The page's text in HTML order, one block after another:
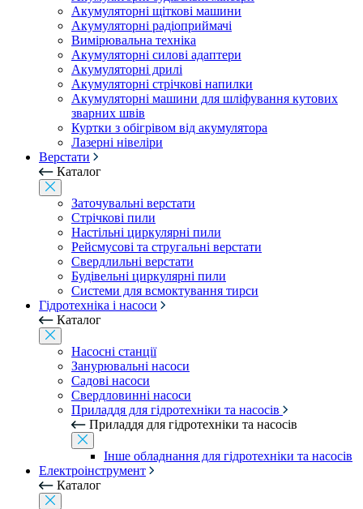
Акумуляторні щіткові машини
Акумуляторні радіоприймачі
Вимірювальна техніка
Акумуляторні силові адаптери
Акумуляторні дрилі
Акумуляторні стрічкові напилки
Акумуляторні машини для шліфування кутових
зварних швів
Куртки з обігрівом від акумулятора
Лазерні нівеліри
Верстати
Каталог
Заточувальні верстати
Стрічкові пили
Настільні циркулярні пили
Рейсмусові та стругальні верстати
Свердлильні верстати
Будівельні циркулярні пили
Системи для всмоктування тирси
Гідротехніка і насоси
Каталог
Насосні станції
Занурювальні насоси
Садові насоси
Свердловинні насоси
Приладдя для гідротехніки та насосів
Приладдя для гідротехніки та насосів
Інше обладнання для гідротехніки та насосів
Електроінструмент
Каталог